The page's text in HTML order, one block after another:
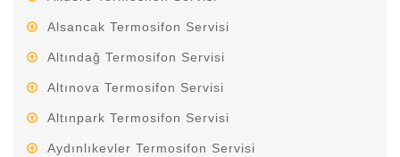
Alsancak Termosifon Servisi
Altındağ Termosifon Servisi
Altınova Termosifon Servisi
Altınpark Termosifon Servisi
Aydınlıkevler Termosifon Servisi